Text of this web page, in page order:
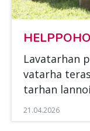
La­va­tar­han
va­tar­ha
tar­han
21.04.2026